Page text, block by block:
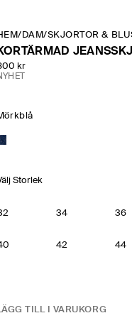
/ DAM/SKJORTOR &
kr
Storlek
34 36
42 44
TILL I VARUKORG